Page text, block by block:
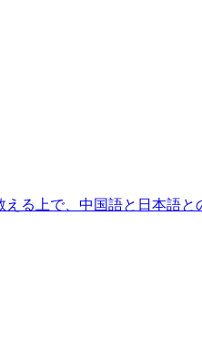
る上で、中国語と日本語